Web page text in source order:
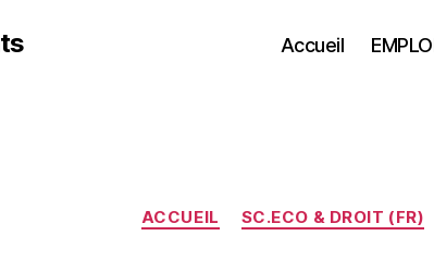
Accueil
Catégories
ACCUEIL SC.ECO & DROIT (FR)